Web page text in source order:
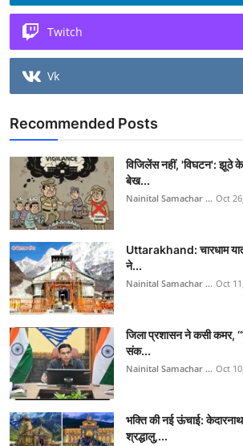
Twitch
Vk
Recommended Posts
विजिलेंस नहीं, 'विघटन': झूठे
बेख...
Nainital Samachar ... Oct
Uttarakhand: चारधाम
ने...
Nainital Samachar ... Oct
जिला प्रशासन ने कसी कमर,
संक...
Nainital Samachar ... Oct
भक्ति की नई ऊंचाई:
श्रद्धालु,...